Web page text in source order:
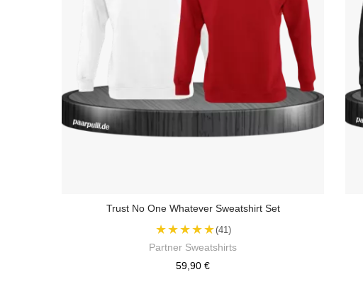
Trust No One Whatever Sweatshirt Set
★★★★★(41)
Partner Sweatshirts
59,90 €